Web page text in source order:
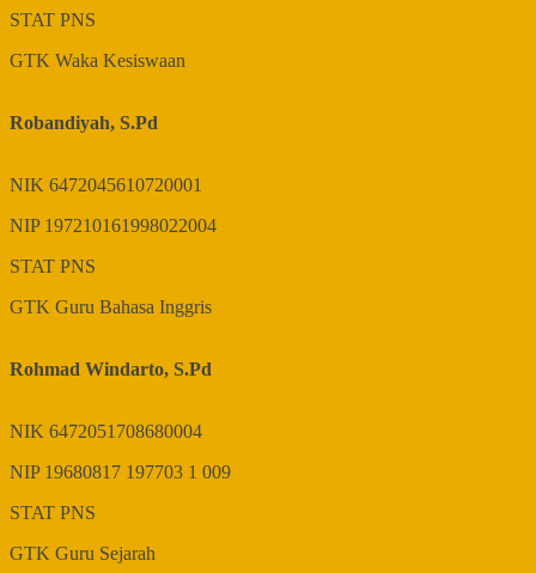
STAT PNS
GTK Waka Kesiswaan
Robandiyah, S.Pd
NIK 6472045610720001
NIP 197210161998022004
STAT PNS
GTK Guru Bahasa Inggris
Rohmad Windarto, S.Pd
NIK 6472051708680004
NIP 19680817 197703 1 009
STAT PNS
GTK Guru Sejarah